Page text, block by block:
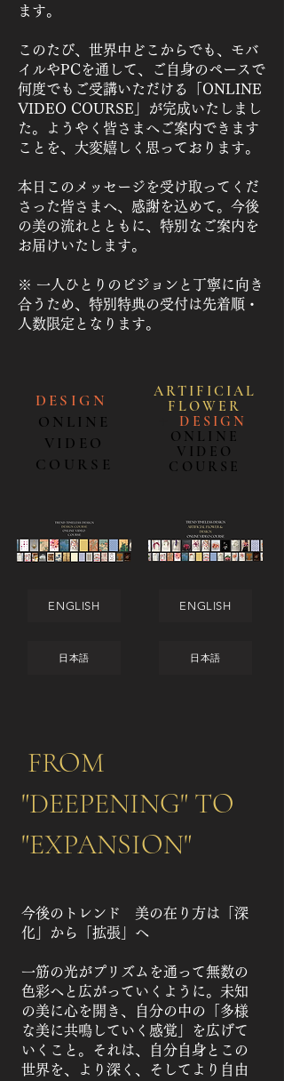
ます。
このたび、世界中どこからでも、モバ
イルやPCを通して、ご自身のペースで
何度でもご受講いただける「ONLINE
VIDEO COURSE」が完成いたしまし
た。ようやく皆さまへご案内できます
ことを、大変嬉しく思っております。
本日このメッセージを受け取ってくだ
さった皆さまへ、感謝を込めて。今後
の美の流れとともに、特別なご案内を
お届けいたします。
※ 一人ひとりのビジョンと丁寧に向き
合うため、特別特典の受付は先着順・
人数限定となります。
DESIGN
ONLINE
VIDEO
COURSE
ARTIFICIAL
FLOWE R
DESIGN
ONLINE
VIDEO
COURSE
ENGLISH
日本語
ENGLISH
日本語
FROM
"DEEPENING" TO
"EXPANSION"
今後のトレンド 美の在り方は「深
化」から「拡張」へ
一筋の光がプリズムを通って無数の
色彩へと広がっていくように。未知
の美に心を開き、自分の中の「多様
な美に共鳴していく感覚」を広げて
いくこと。それは、自分自身とこの
世界を、より深く、そしてより自由